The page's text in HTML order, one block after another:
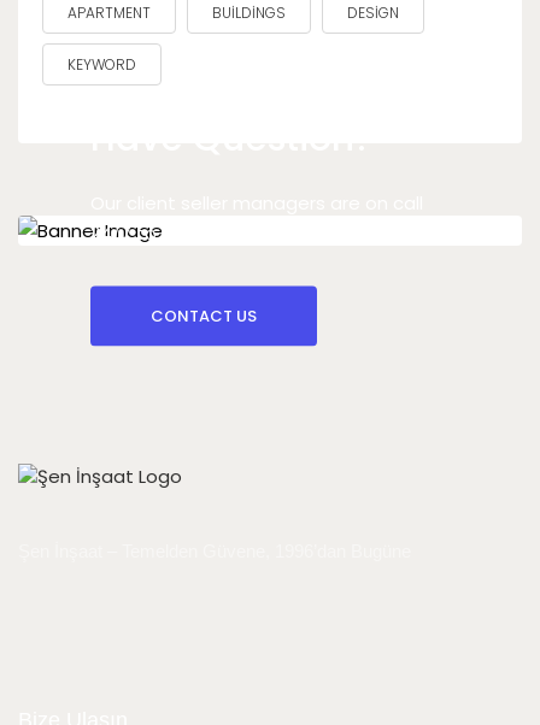
APARTMENT BUILDINGS DESIGN
KEYWORD
24/7 to answer your question
CONTACT US